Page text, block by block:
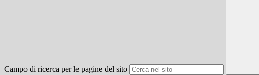
Campo di ricerca per le pagine del sito